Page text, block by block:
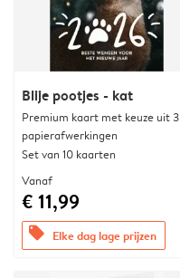
Blije pootjes - kat
Premium kaart met keuze uit 3
papierafwerkingen
Set van 10 kaarten
Vanaf
€ 11,99
offers Elke dag lage prijzen